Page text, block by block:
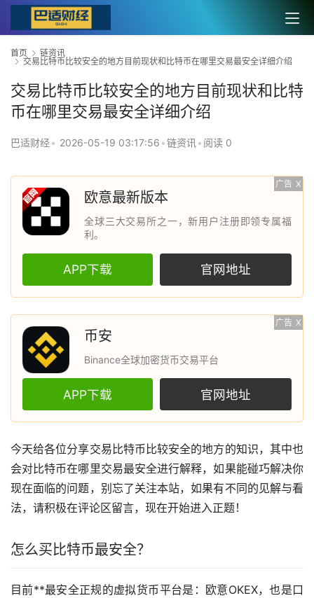
首页
链资讯
交易比特币比较安全的地方目前现状和比特币在哪里交易最安全详细介绍
交易比特币比较安全的地方目前现状和比特
币在哪里交易最安全详细介绍
巴适财经• 2026-05-19 03:17:56 •链资讯• 阅读 0
广告 X
欧意最新版本
全球三大交易所之一，新用户注册即领专属福
利。
APP下载 官网地址
广告 X
币安
Binance全球加密货币交易平台
APP下载 官网地址
今天给各位分享交易 比特币 比较安全的地方的知识，其中也
会对比特币在哪里交易最安全进行解释，如果能碰巧解决你
现在面临的问题，别忘了关注本站，如果有不同的见解与看
法，请积极在评论区留言，现在开始进入正题！
怎么买比特币最安全？
目前**最安全正规的虚拟货币平台是： 欧意OKEX，也是口